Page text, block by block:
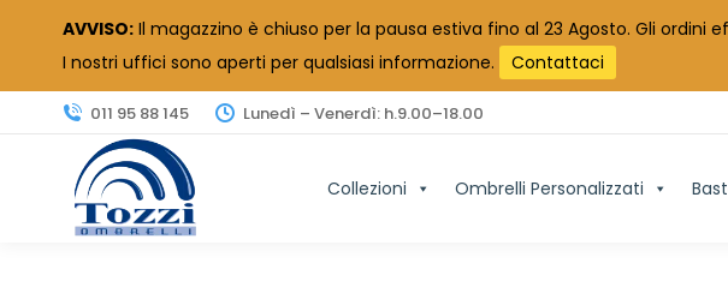
AVVISO: Il magazzino è chiuso per la pausa estiva fino al 23 Agosto. Gli
I nostri uffici sono aperti per qualsiasi informazione.
Contattaci
011 95 88 145 Lunedì – Venerdì: h.9.00–18.00
Collezioni Ombrelli Personalizzati